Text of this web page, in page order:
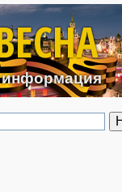
к основному
информация